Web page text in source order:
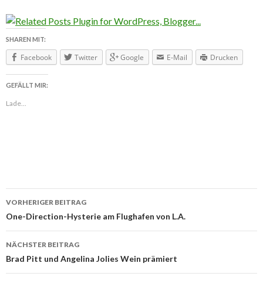
SHAREN MIT:
Facebook Twitter Google E-Mail Drucken
GEFÄLLT MIR:
Lade...
Beitragsnavigation
VORHERIGER BEITRAG
One-Direction-Hysterie am Flughafen von L.A.
NÄCHSTER BEITRAG
Brad Pitt und Angelina Jolies Wein prämiert